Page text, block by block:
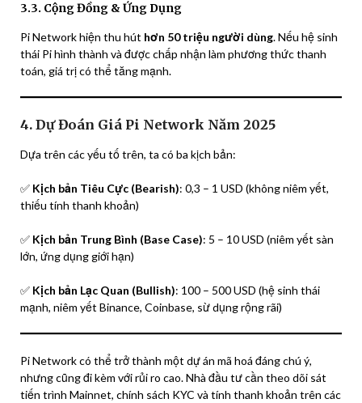
3.3. Cộng Đồng & Ứng Dụng
Pi Network hiện thu hút hơn 50 triệu người dùng. Nếu hệ sinh
thái Pi hình thành và được chấp nhận làm phương thức thanh
toán, giá trị có thể tăng mạnh.
4. Dự Đoán Giá Pi Network Năm 2025
Dựa trên các yếu tố trên, ta có ba kịch bản:
✅ Kịch bản Tiêu Cực (Bearish): 0,3 – 1 USD (không niêm yết,
thiếu tính thanh khoản)
✅ Kịch bản Trung Bình (Base Case): 5 – 10 USD (niêm yết sàn
lớn, ứng dụng giới hạn)
✅ Kịch bản Lạc Quan (Bullish): 100 – 500 USD (hệ sinh thái
mạnh, niêm yết Binance, Coinbase, sừ dụng rộng rãi)
Pi Network có thể trở thành một dự án mã hoá đáng chú ý,
nhưng cũng đi kèm với rủi ro cao. Nhà đầu tư cần theo dõi sát
tiến trình Mainnet, chính sách KYC và tính thanh khoản trên các